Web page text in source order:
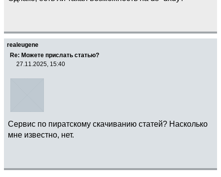
realeugene
Re: Можете прислать статью?
27.11.2025, 15:40
Сервис по пиратскому скачиванию статей? Насколько
мне известно, нет.